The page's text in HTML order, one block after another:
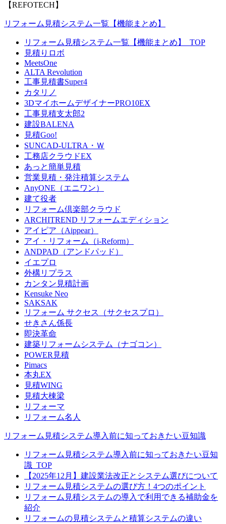
【REFOTECH】
リフォーム見積システム一覧【機能まとめ】
リフォーム見積システム一覧【機能まとめ】_TOP
見積りロボ
MeetsOne
ALTA Revolution
工事見積書Super4
カタリノ
3DマイホームデザイナーPRO10EX
工事見積支太郎2
建設BALENA
見積Goo!
SUNCAD-ULTRA・Ｗ
工務店クラウドEX
あっと簡単見積
営業見積・発注積算システム
AnyONE（エニワン）
建て役者
リフォーム倶楽部クラウド
ARCHITREND リフォームエディション
アイピア（Aippear）
アイ・リフォーム（i-Reform）
ANDPAD（アンドパッド）
イエプロ
外構リプラス
カンタン見積計画
Kensuke Neo
SAKSAK
リフォーム サクセス（サクセスプロ）
せきさん係長
即決革命
建築リフォームシステム（ナゴコン）
POWER見積
Pimacs
本丸EX
見積WING
見積大棟梁
リフォーマ
リフォーム名人
リフォーム見積システム導入前に知っておきたい豆知識
リフォーム見積システム導入前に知っておきたい豆知
識_TOP
【2025年12月】建設業法改正とシステム選びについて
リフォーム見積システムの選び方！4つのポイント
リフォーム見積システムの導入で利用できる補助金を
紹介
リフォームの見積システムと積算システムの違い